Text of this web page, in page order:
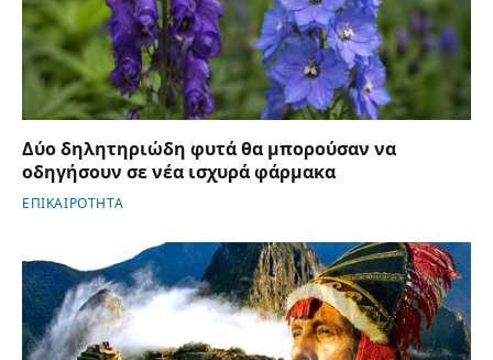
Δύο δηλητηριώδη φυτά θα μπορούσαν να
οδηγήσουν σε νέα ισχυρά φάρμακα
ΕΠΙΚΑΙΡΟΤΗΤΑ